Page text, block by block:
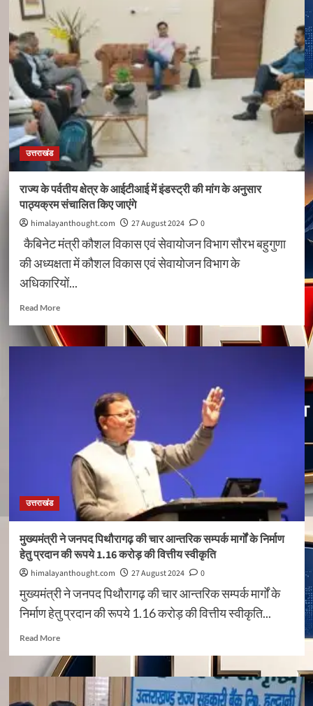
रावत
पर
बढ़ती
उम्र
का
दुष्प्रभाव
पड़ने
लगा
सुबोध
उनियाल
उत्तराखंड
राज्य के पर्वतीय क्षेत्र के आईटीआई में इंडस्ट्री की मांग के अनुसार
पाठ्यक्रम संचालित किए जाएंगे
himalayanthought.com 27 August 2024 0
कैबिनेट मंत्री कौशल विकास एवं सेवायोजन विभाग सौरभ बहुगुणा
की अध्यक्षता में कौशल विकास एवं सेवायोजन विभाग के
अधिकारियों...
Read MoreRead
about
राज्य
अनुसार
पाठ्यक्रम
संचालित
किए
जाएंगे
उत्तराखंड
मुख्यमंत्री ने जनपद पिथौरागढ़ की चार आन्तरिक सम्पर्क मार्गों के निर्माण
हेतु प्रदान की रूपये 1.16 करोड़ की वित्तीय स्वीकृति
himalayanthought.com 27 August 2024 0
मुख्यमंत्री ने जनपद पिथौरागढ़ की चार आन्तरिक सम्पर्क मार्गों के
निर्माण हेतु प्रदान की रूपये 1.16 करोड़ की वित्तीय स्वीकृति...
Read MoreRead
about
मुख्यमंत्री
जनपद